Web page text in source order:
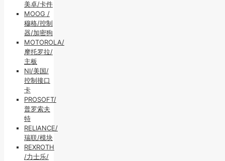
美卓/卡件
MOOG /
穆格/控制
器/加密狗
MOTOROLA/
摩托罗拉/
主板
NI/美国/
控制接口
卡
PROSOFT/
普罗索夫
特
RELIANCE/
瑞联/模块
REXROTH
/力士乐/